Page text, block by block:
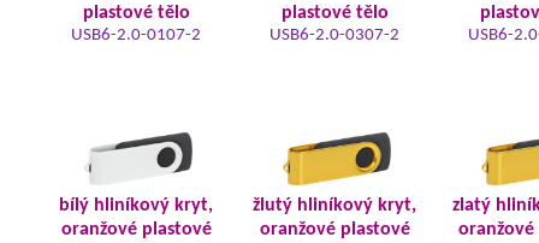
plastové tělo
USB6-2.0-0107-2
plastové tělo
USB6-2.0-0307-2 USB6-
bílý hliníkový kryt,
oranžové plastové
žlutý hliníkový kryt,
oranžové plastové
zlatý
oranžové